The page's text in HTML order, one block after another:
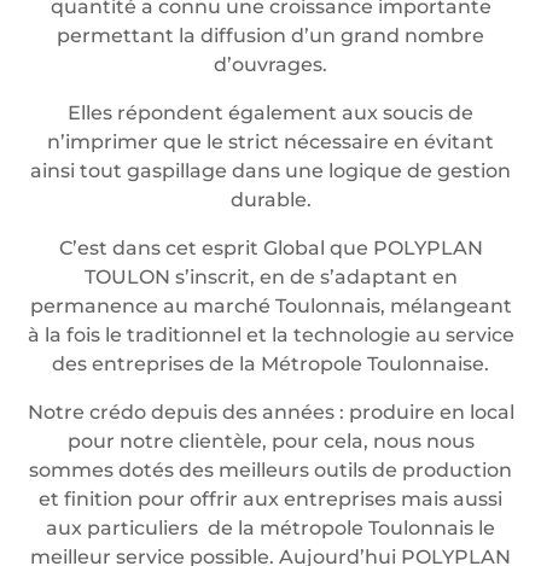
quantité a connu une croissance importante
permettant la diffusion d’un grand nombre
d’ouvrages.
Elles répondent également aux soucis de
n’imprimer que le strict nécessaire en évitant
ainsi tout gaspillage dans une logique de gestion
durable.
C’est dans cet esprit Global que POLYPLAN
TOULON s’inscrit, en de s’adaptant en
permanence au marché Toulonnais, mélangeant
à la fois le traditionnel et la technologie au service
des entreprises de la Métropole Toulonnaise.
Notre crédo depuis des années : produire en local
pour notre clientèle, pour cela, nous nous
sommes dotés des meilleurs outils de production
et finition pour offrir aux entreprises mais aussi
aux particuliers de la métropole Toulonnais le
meilleur service possible. Aujourd’hui POLYPLAN